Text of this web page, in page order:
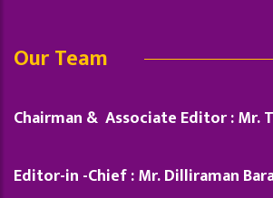
Our Team
Chairman & Associate Editor : Mr.
Editor-in -Chief : Mr. Dilliraman